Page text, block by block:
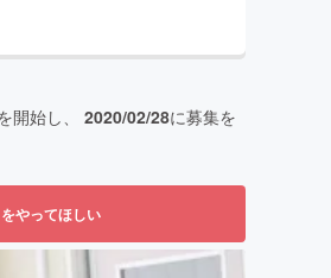
開始し、 2020/02/28に募集を
やってほしい